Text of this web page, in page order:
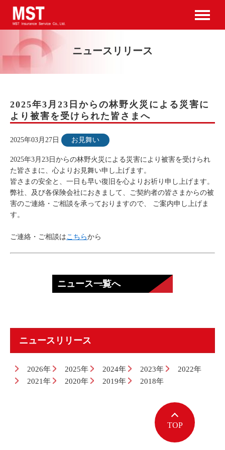
ニュースリリース
2025年3月23日からの林野火災による災害に
より被害を受けられた皆さまへ
2025年03月27日 お見舞い
2025年3月23日からの林野火災による災害により被害を受けられ
た皆さまに、心よりお見舞い申し上げます。
皆さまの安全と、一日も早い復旧を心よりお祈り申し上げます。
弊社、及び各保険会社におきまして、ご契約者の皆さまからの被
害のご連絡・ご相談を承っておりますので、 ご案内申し上げま
す。
ご連絡・ご相談はこちらから
ニュース一覧へ
ニュースリリース
2026年 2025年 2024年 2023年
2022年
2021年
2020年 2019年 2018年
TOP